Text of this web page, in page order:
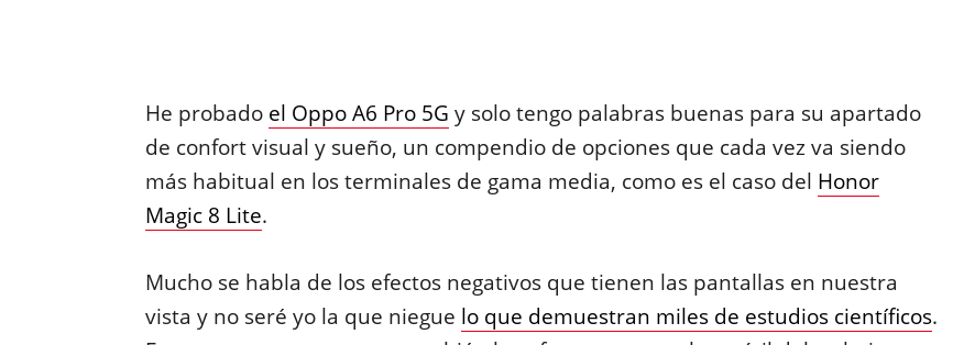
He probado el Oppo A6 Pro 5G y solo tengo palabras buenas para su apartado
de confort visual y sueño, un compendio de opciones que cada vez va siendo
más habitual en los terminales de gama media, como es el caso del Honor
Magic 8 Lite.
Mucho se habla de los efectos negativos que tienen las pantallas en nuestra
vista y no seré yo la que niegue lo que demuestran miles de estudios científicos.